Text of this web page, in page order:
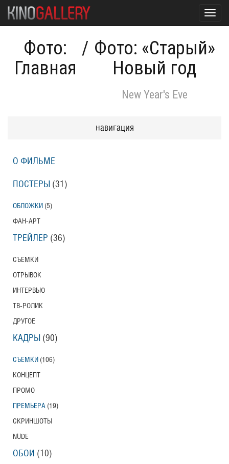
Фото:
Главная
/ Фото: «Старый»
Новый год
New Year's Eve
навигация
О ФИЛЬМЕ
ПОСТЕРЫ (31)
ОБЛОЖКИ (5)
ФАН-АРТ
ТРЕЙЛЕР (36)
СЪЕМКИ
ОТРЫВОК
ИНТЕРВЬЮ
ТВ-РОЛИК
ДРУГОЕ
КАДРЫ (90)
СЪЕМКИ (106)
КОНЦЕПТ
ПРОМО
ПРЕМЬЕРА (19)
СКРИНШОТЫ
NUDE
ОБОИ (10)